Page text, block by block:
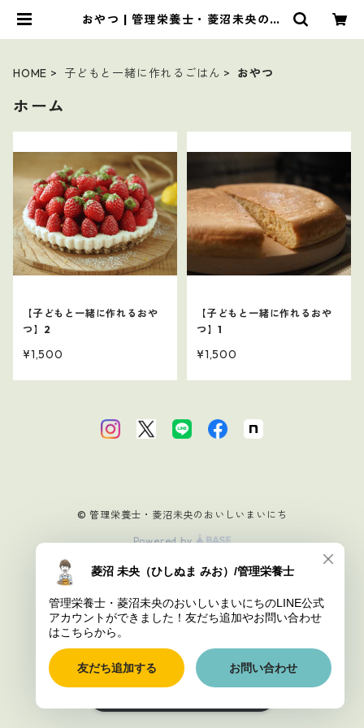
おやつ | 管理栄養士・菱沼未央のお
HOME 子どもと一緒に作れるごはん おやつ
ホーム
【子どもと一緒に作れるおや
つ】2
¥1,500
【子どもと一緒に作れるおや
つ】1
¥1,500
© 管理栄養士・菱沼未央のおいしいまいにち
Powered by